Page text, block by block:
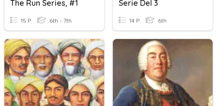
The Run Series, #1
15 P 6th - 7th
Serie Del 3
14 P 6th